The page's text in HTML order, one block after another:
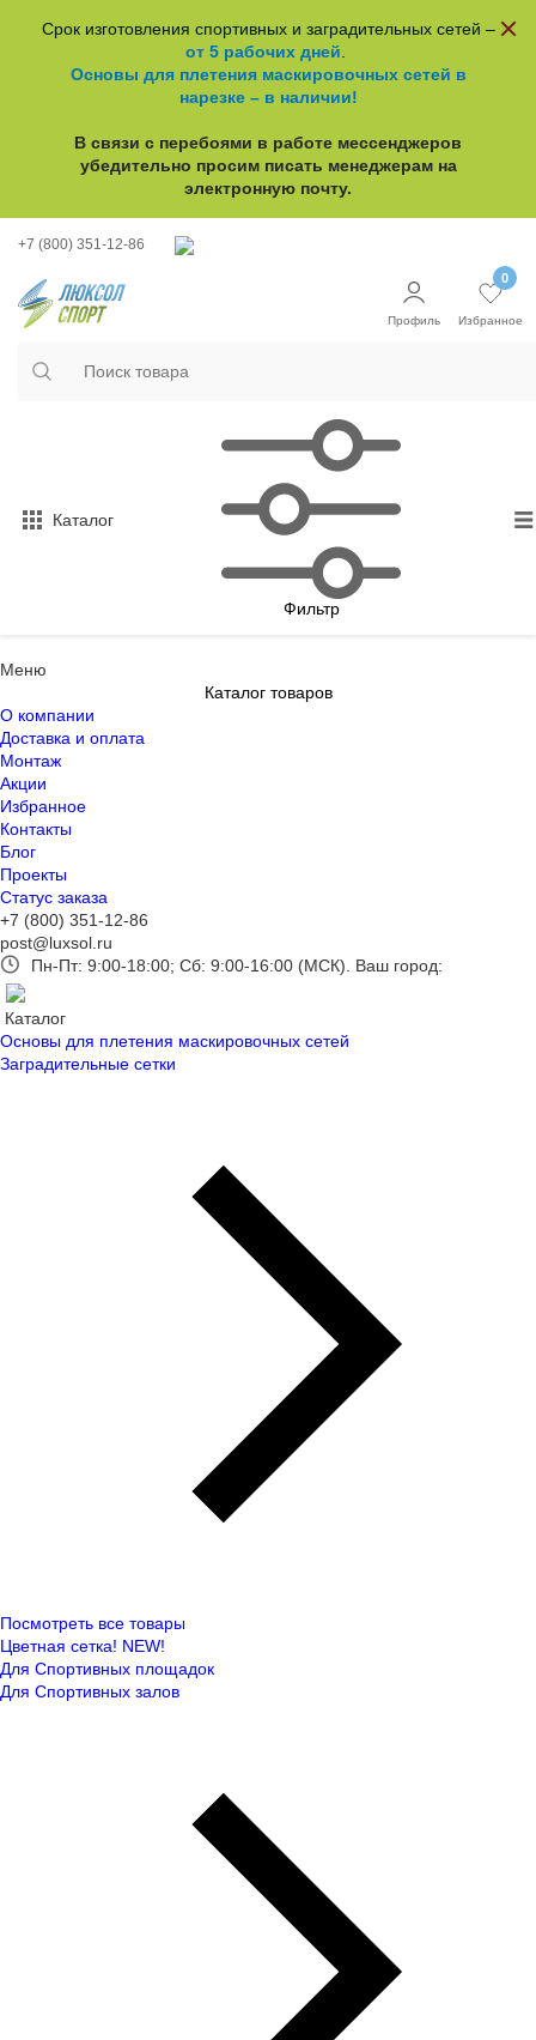
Срок изготовления спортивных и заградительных сетей –
от 5 рабочих дней
Основы для плетения маскировочных сетей в
нарезке – в наличии!
В связи с перебоями в работе мессенджеров
убедительно просим писать менеджерам на
электронную почту.
+7 (800) 351-12-86
Профиль
0
Избранное
Каталог
Фильтр
Меню
Каталог товаров
О компании
Доставка и оплата
Монтаж
Акции
Избранное
Контакты
Блог
Проекты
Статус заказа
+7 (800) 351-12-86
post@luxsol.ru
Пн-Пт: 9:00-18:00; Сб: 9:00-16:00 (МСК). Ваш город:
Каталог
Основы для плетения маскировочных сетей
Заградительные сетки
Посмотреть все товары
Цветная сетка! NEW!
Для Спортивных площадок
Для Спортивных залов